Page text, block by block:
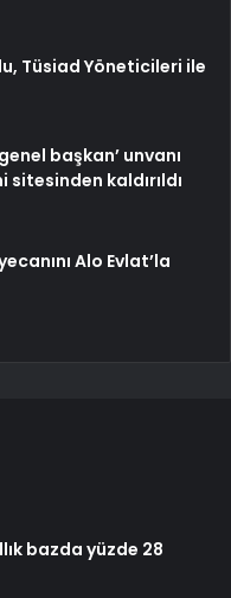
Tüsiad Yöneticileri ile
başkan’ unvanı
sitesinden kaldırıldı
Alo Evlat’la
bazda yüzde 28